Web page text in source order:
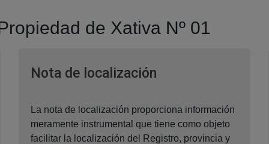
de Xativa Nº 01
Nota de localizaciónVentana nueva
La nota de localización proporciona información
meramente instrumental que tiene como objeto
facilitar la localización del Registro, provincia y